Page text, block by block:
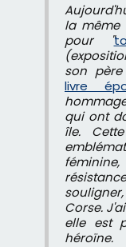
la même
pour "
son
livre
qui ont
île.
Corse.
elle est
héroïne.